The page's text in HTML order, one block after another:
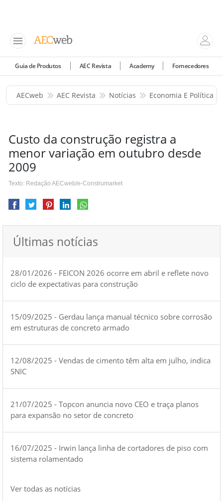
Guia de Produtos AEC Revista Academy Fornecedores
AECweb AEC Revista Notícias Economia E Política
Custo da construção registra a
menor variação em outubro desde
2009
Texto: Redação AECweb/e-Construmarket
Últimas notícias
28/01/2026 - FEICON 2026 ocorre em abril e reflete novo
ciclo de expectativas para construção
15/09/2025 - Gerdau lança manual técnico sobre corrosão
em estruturas de concreto armado
12/08/2025 - Vendas de cimento têm alta em julho, indica
SNIC
21/07/2025 - Topcon anuncia novo CEO e traça planos
para expansão no setor de concreto
16/07/2025 - Irwin lança linha de cortadores de piso com
sistema rolamentado
Ver todas as notícias